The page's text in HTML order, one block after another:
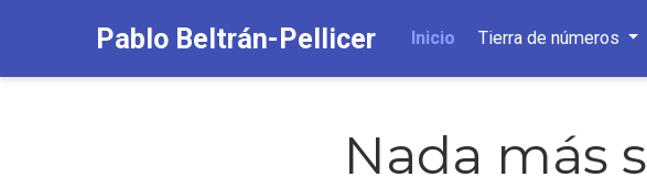
Pablo Beltrán-Pellicer Inicio Tierra de números
Nada más